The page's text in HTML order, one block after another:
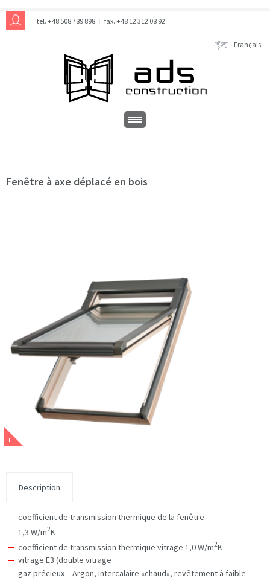
tel. +48 508 789 898 fax. +48 12 312 08 92
Français
Fenêtre à axe déplacé en bois
Description
coefficient de transmission thermique de la fenêtre
1,3 W/m2K
coefficient de transmission thermique vitrage 1,0 W/m2K
vitrage E3 (double vitrage
gaz précieux – Argon, intercalaire «chaud», revêtement à faible